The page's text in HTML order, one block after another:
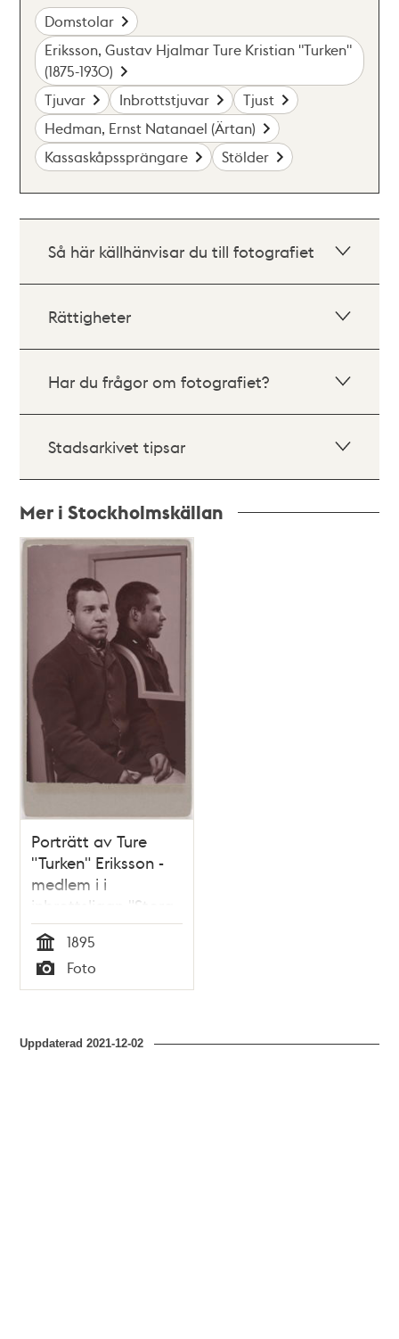
Domstolar
Eriksson, Gustav Hjalmar Ture Kristian "Turken"
(1875-1930)
Tjuvar
Inbrottstjuvar
Tjust
Hedman, Ernst Natanael (Ärtan)
Kassaskåpssprängare
Stölder
Så här källhänvisar du till fotografiet
Rättigheter
Har du frågor om fotografiet?
Stadsarkivet tipsar
Mer i Stockholmskällan
Relaterade
Porträtt av Ture
"Turken" Eriksson -
medlem i i
inbrottsligan "Stora
ligan" 1895
Tid
1895
Typ
Foto
Uppdaterad2021-12-02